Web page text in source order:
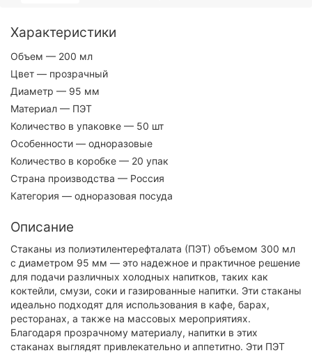
Характеристики
Объем — 200 мл
Цвет — прозрачный
Диаметр — 95 мм
Материал — ПЭТ
Количество в упаковке — 50 шт
Особенности — одноразовые
Количество в коробке — 20 упак
Страна производства — Россия
Категория — одноразовая посуда
Описание
Стаканы из полиэтилентерефталата (ПЭТ) объемом 300 мл
с диаметром 95 мм — это надежное и практичное решение
для подачи различных холодных напитков, таких как
коктейли, смузи, соки и газированные напитки. Эти стаканы
идеально подходят для использования в кафе, барах,
ресторанах, а также на массовых мероприятиях.
Благодаря прозрачному материалу, напитки в этих
стаканах выглядят привлекательно и аппетитно. Эти ПЭТ